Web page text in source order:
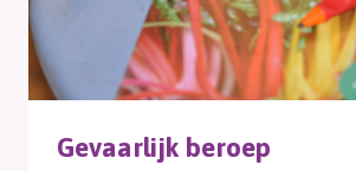
Gevaarlijk beroep